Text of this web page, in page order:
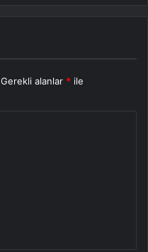
Gerekli alanlar * ile